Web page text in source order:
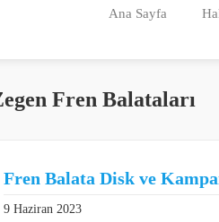
Ana Sayfa
Fren Balataları
Fren Balata Disk ve
9 Haziran 2023